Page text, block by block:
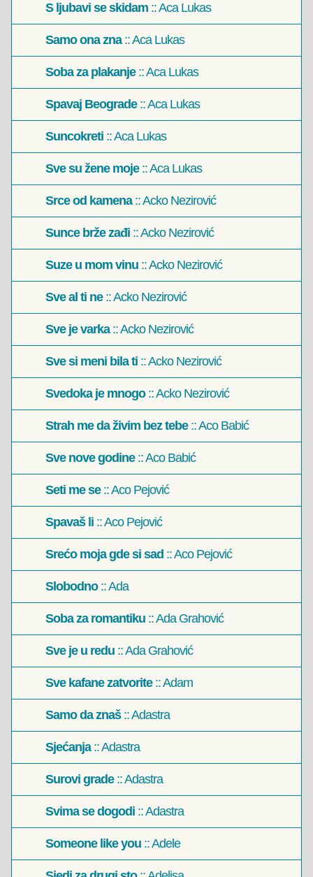
S ljubavi se skidam :: Aca Lukas
Samo ona zna:: Aca Lukas
Soba za plakanje:: Aca Lukas
Spavaj Beograde:: Aca Lukas
Suncokreti :: Aca Lukas
Sve su žene moje:: Aca Lukas
Srce od kamena:: Acko Nezirović
Sunce brže zađi :: Acko Nezirović
Suze u mom vinu :: Acko Nezirović
Sve al ti ne:: Acko Nezirović
Sve je varka:: Acko Nezirović
Sve si meni bila ti :: Acko Nezirović
Svedoka je mnogo:: Acko Nezirović
Strah me da živim bez tebe:: Aco Babić
Sve nove godine:: Aco Babić
Seti me se:: Aco Pejović
Spavaš li :: Aco Pejović
Srećo moja gde si sad :: Aco Pejović
Slobodno:: Ada
Soba za romantiku :: Ada Grahović
Sve je u redu :: Ada Grahović
Sve kafane zatvorite:: Adam
Samo da znaš:: Adastra
Sjećanja:: Adastra
Surovi grade:: Adastra
Svima se dogodi :: Adastra
Someone like you :: Adele